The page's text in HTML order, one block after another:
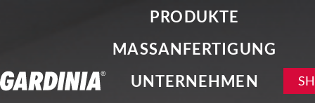
PRODUKTE
MASSANFERTIGUNG
UNTERNEHMEN